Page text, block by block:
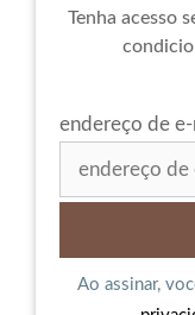
Tenha acesso
endereço de e-
Ao assinar,